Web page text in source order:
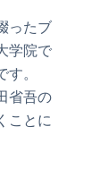
ったブ
学院で
。
省吾の
ことに